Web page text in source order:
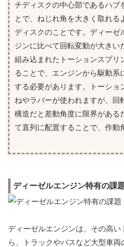
チディスクの中心部であるハブ
とで、ねじれ角を大きく取れる
ディスクのことです。ディーゼ
ジンに比べて回転変動が大きい
組み込まれたトーションスプリ
ることで、エンジンから駆動系
する必要があります。トーショ
ねやラバーが使われますが、回
構造だと差動角度に限界がある
て直列に配置することで、作動
ディーゼルエンジン特有の課
ディーゼルエンジンは、その高
ら、トラックやバスなど大型車